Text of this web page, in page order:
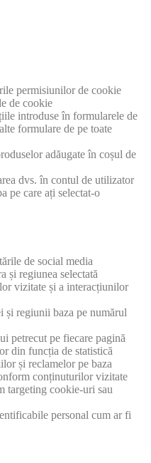
permisiunilor de cookie
de cookie
introduse în formularele de
formulare de pe toate
adăugate în coșul de
dvs. în contul de utilizator
pe care ați selectat-o
de social media
și regiunea selectată
vizitate și a interacțiunilor
și regiunii baza pe numărul
petrecut pe fiecare pagină
din funcția de statistică
și reclamelor pe baza
conținuturilor vizitate
targeting cookie-uri sau
personal cum ar fi